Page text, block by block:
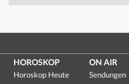
HOROSKOP
Horoskop Heute
ON AIR
Sendungen